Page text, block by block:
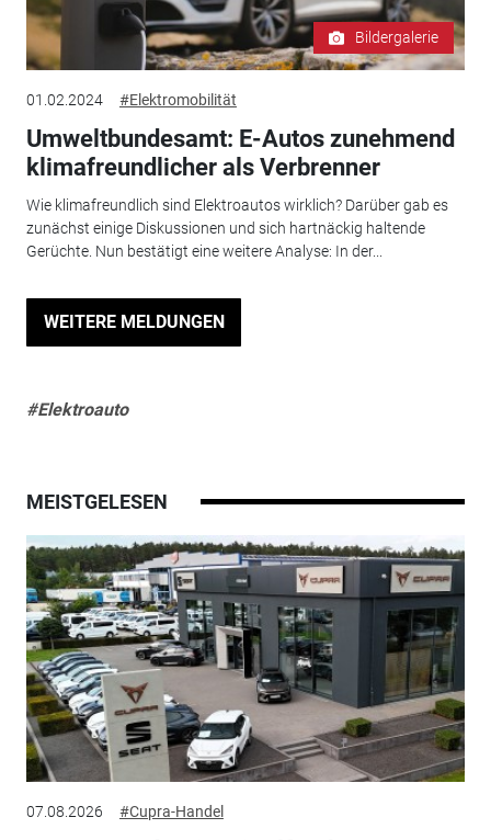
Bildergalerie
01.02.2024 #Elektromobilität
Umweltbundesamt: E-Autos zunehmend
klimafreundlicher als Verbrenner
Wie klimafreundlich sind Elektroautos wirklich? Darüber gab es
zunächst einige Diskussionen und sich hartnäckig haltende
Gerüchte. Nun bestätigt eine weitere Analyse: In der...
WEITERE MELDUNGEN
#Elektroauto
MEISTGELESEN
07.08.2026 #Cupra-Handel